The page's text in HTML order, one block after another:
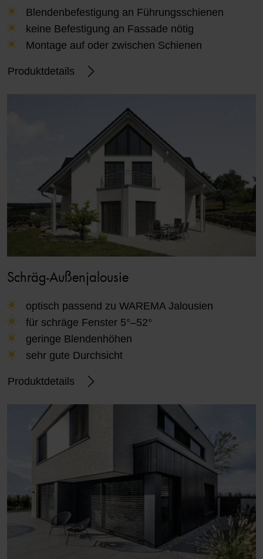
Blendenbefestigung an Führungsschienen
keine Befestigung an Fassade nötig
Montage auf oder zwischen Schienen
Produktdetails
Schräg-Außenjalousie
optisch passend zu WAREMA Jalousien
für schräge Fenster 5°–52°
geringe Blendenhöhen
sehr gute Durchsicht
Produktdetails